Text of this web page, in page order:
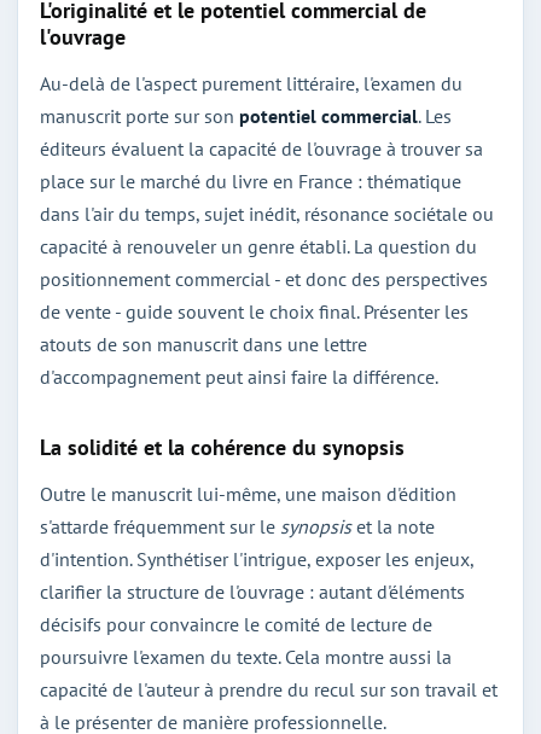
L'originalité et le potentiel commercial de
l'ouvrage
Au-delà de l'aspect purement littéraire, l'examen du
manuscrit porte sur son potentiel commercial. Les
éditeurs évaluent la capacité de l'ouvrage à trouver sa
place sur le marché du livre en France : thématique
dans l'air du temps, sujet inédit, résonance sociétale ou
capacité à renouveler un genre établi. La question du
positionnement commercial - et donc des perspectives
de vente - guide souvent le choix final. Présenter les
atouts de son manuscrit dans une lettre
d'accompagnement peut ainsi faire la différence.
La solidité et la cohérence du synopsis
Outre le manuscrit lui-même, une maison d'édition
s'attarde fréquemment sur le synopsiset la note
d'intention. Synthétiser l'intrigue, exposer les enjeux,
clarifier la structure de l'ouvrage : autant d'éléments
décisifs pour convaincre le comité de lecture de
poursuivre l'examen du texte. Cela montre aussi la
capacité de l'auteur à prendre du recul sur son travail et
à le présenter de manière professionnelle.